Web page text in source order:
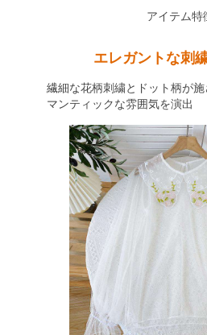
アイテム特
エレガントな刺
繊細な花柄刺繍とドット柄が
マンティックな雰囲気を演出